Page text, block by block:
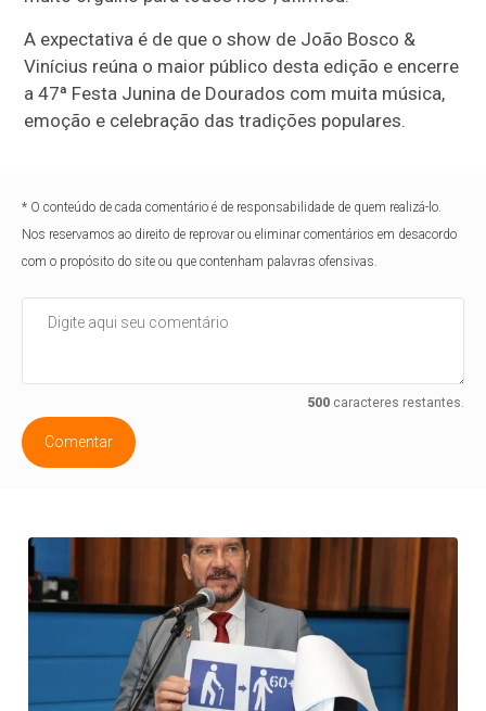
A expectativa é de que o show de João Bosco &
Vinícius reúna o maior público desta edição e encerre
a 47ª Festa Junina de Dourados com muita música,
emoção e celebração das tradições populares.
* O conteúdo de cada comentário é de responsabilidade de quem realizá-lo.
Nos reservamos ao direito de reprovar ou eliminar comentários em desacordo
com o propósito do site ou que contenham palavras ofensivas.
500caracteres restantes.
Comentar